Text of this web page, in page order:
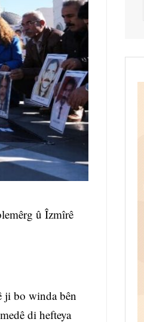
û Îzmîrê
ji bo winda bên
di hefteya